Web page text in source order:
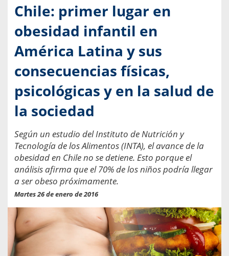
Chile: primer lugar en
obesidad infantil en
América Latina y sus
consecuencias físicas,
psicológicas y en la salud de
la sociedad
Según un estudio del Instituto de Nutrición y
Tecnología de los Alimentos (INTA), el avance de la
obesidad en Chile no se detiene. Esto porque el
análisis afirma que el 70% de los niños podría llegar
a ser obeso próximamente.
Martes 26 de enero de 2016